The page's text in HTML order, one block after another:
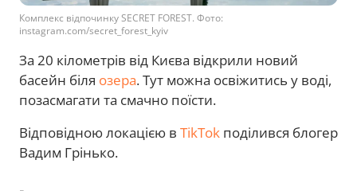
Комплекс відпочинку SECRET FOREST. Фото:
instagram.com/secret_forest_kyiv
За 20 кілометрів від Києва відкрили новий
басейн біля озера. Тут можна освіжитись у воді,
позасмагати та смачно поїсти.
Відповідною локацією в TikTok поділився блогер
Вадим Грінько.